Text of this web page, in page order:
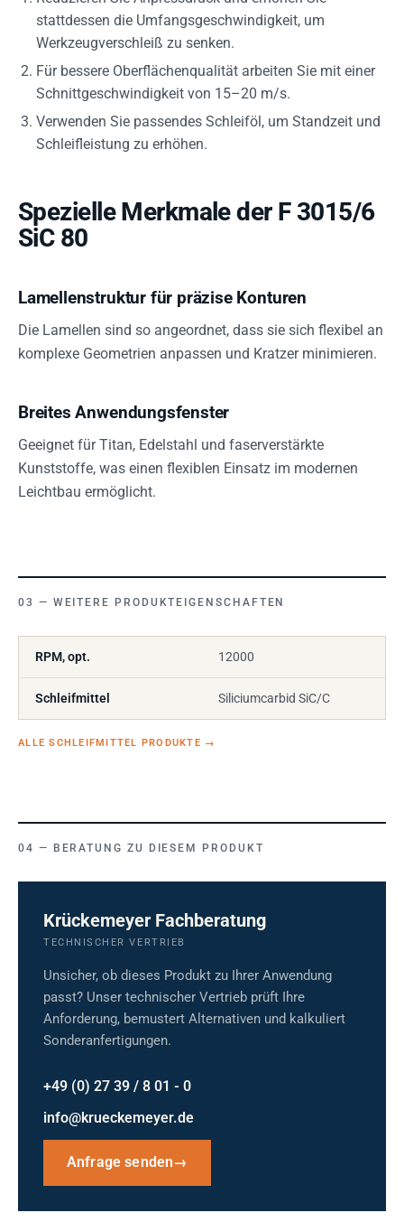
stattdessen die Umfangsgeschwindigkeit, um
Werkzeugverschleiß zu senken.
Für bessere Oberflächenqualität arbeiten Sie mit einer
Schnittgeschwindigkeit von 15–20 m/s.
Verwenden Sie passendes Schleiföl, um Standzeit und
Schleifleistung zu erhöhen.
Spezielle Merkmale der F 3015/6
SiC 80
Lamellenstruktur für präzise Konturen
Die Lamellen sind so angeordnet, dass sie sich flexibel an
komplexe Geometrien anpassen und Kratzer minimieren.
Breites Anwendungsfenster
Geeignet für Titan, Edelstahl und faserverstärkte
Kunststoffe, was einen flexiblen Einsatz im modernen
Leichtbau ermöglicht.
WEITERE PRODUKTEIGENSCHAFTEN
RPM, opt. 12000
Schleifmittel Siliciumcarbid SiC/C
ALLE SCHLEIFMITTEL PRODUKTE →
BERATUNG ZU DIESEM PRODUKT
Krückemeyer Fachberatung
TECHNISCHER VERTRIEB
Unsicher, ob dieses Produkt zu Ihrer Anwendung
passt? Unser technischer Vertrieb prüft Ihre
Anforderung, bemustert Alternativen und kalkuliert
Sonderanfertigungen.
+49 (0) 27 39 / 8 01 - 0
info@krueckemeyer.de
Anfrage senden→